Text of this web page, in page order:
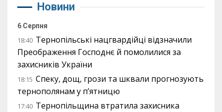
Новини
6 Серпня
18:40 Тернопільські нацгвардійці відзначили
Преображення Господнє й помолилися за
захисників України
18:15 Спеку, дощ, грози та шквали прогнозують
тернополянам у п’ятницю
17:40 Тернопільщина втратила захисника